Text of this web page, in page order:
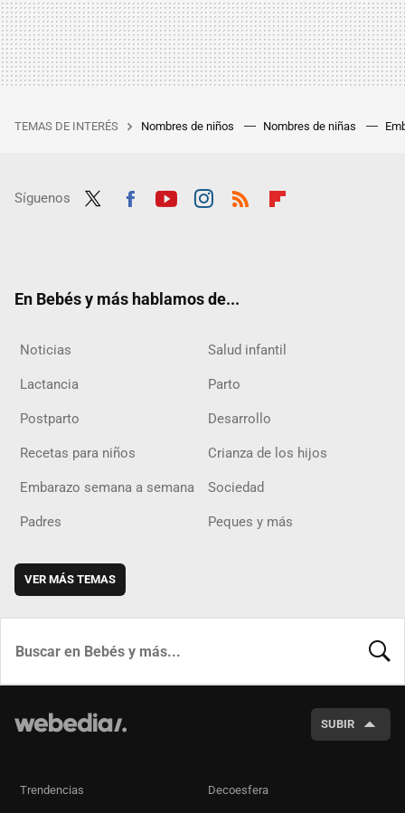
TEMAS DE INTERÉS Nombres de niños Nombres de niñas
Síguenos
En Bebés y más hablamos de...
Noticias Salud infantil
Lactancia Parto
Postparto Desarrollo
Recetas para niños Crianza de los hijos
Embarazo semana a semana Sociedad
Padres Peques y más
VER MÁS TEMAS
SUBIR
Trendencias Decoesfera